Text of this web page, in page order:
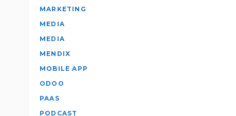
MARKETING
MEDIA
MEDIA
MENDIX
MOBILE APP
ODOO
PAAS
PODCAST